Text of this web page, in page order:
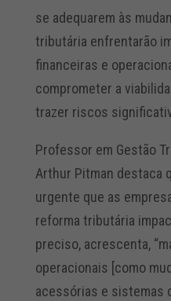
se adequarem às
tributária enfrentarão
financeiras e
comprometer a
trazer riscos
Professor em Gestão
Arthur Pitman destaca
urgente que as
reforma tributária
preciso, acrescenta,
operacionais [como
acessórias e sistemas